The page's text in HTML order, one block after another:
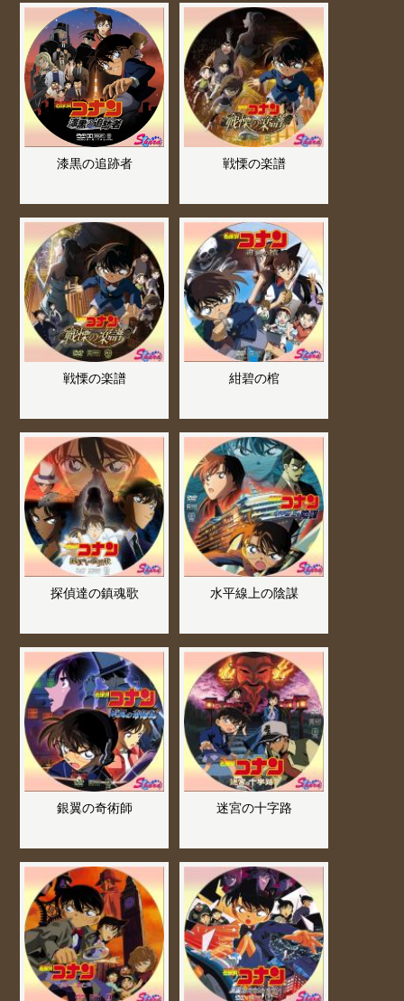
漆黒の追跡者 戦慄の楽譜
戦慄の楽譜 紺碧の棺
探偵達の鎮魂歌 水平線上の陰謀
銀翼の奇術師 迷宮の十字路